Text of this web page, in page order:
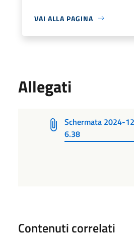
VAI ALLA PAGINA
Allegati
Schermata 2024-
6.38
Contenuti correlati